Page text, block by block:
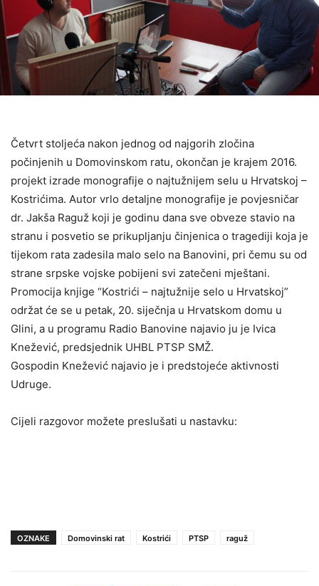
Četvrt stoljeća nakon jednog od najgorih zločina
počinjenih u Domovinskom ratu, okončan je krajem 2016.
projekt izrade monografije o najtužnijem selu u Hrvatskoj –
Kostrićima. Autor vrlo detaljne monografije je povjesničar
dr. Jakša Raguž koji je godinu dana sve obveze stavio na
stranu i posvetio se prikupljanju činjenica o tragediji koja je
tijekom rata zadesila malo selo na Banovini, pri čemu su od
strane srpske vojske pobijeni svi zatečeni mještani.
Promocija knjige “Kostrići – najtužnije selo u Hrvatskoj”
održat će se u petak, 20. siječnja u Hrvatskom domu u
Glini, a u programu Radio Banovine najavio ju je Ivica
Knežević, predsjednik UHBL PTSP SMŽ.
Gospodin Knežević najavio je i predstojeće aktivnosti
Udruge.
Cijeli razgovor možete preslušati u nastavku:
OZNAKE Domovinski rat Kostrići PTSP raguž